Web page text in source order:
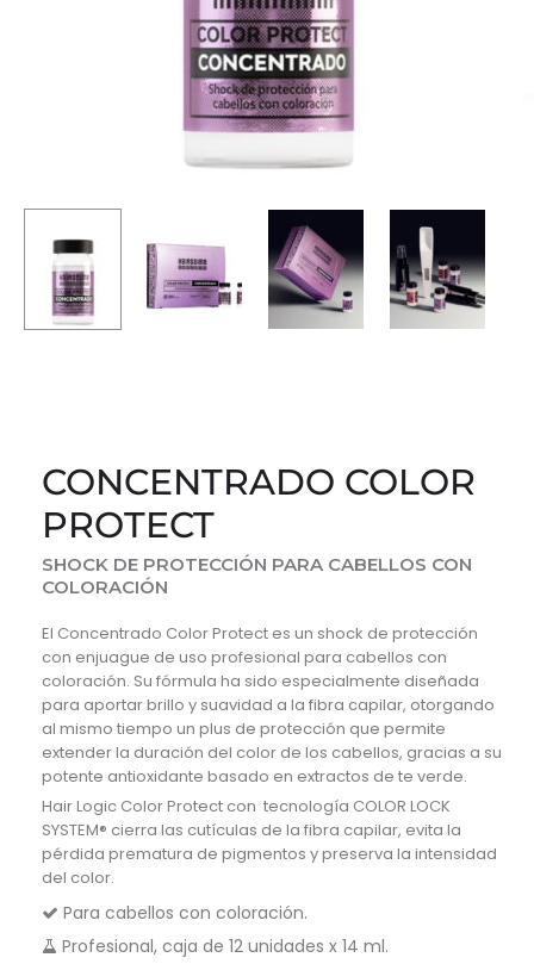
CONCENTRADO COLOR
PROTECT
SHOCK DE PROTECCIÓN PARA CABELLOS CON
COLORACIÓN
El Concentrado Color Protect es un shock de protección
con enjuague de uso profesional para cabellos con
coloración. Su fórmula ha sido especialmente diseñada
para aportar brillo y suavidad a la fibra capilar, otorgando
al mismo tiempo un plus de protección que permite
extender la duración del color de los cabellos, gracias a su
potente antioxidante basado en extractos de te verde.
Hair Logic Color Protect con tecnología COLOR LOCK
SYSTEM® cierra las cutículas de la fibra capilar, evita la
pérdida prematura de pigmentos y preserva la intensidad
del color.
Para cabellos con coloración.
Profesional, caja de 12 unidades x 14 ml.